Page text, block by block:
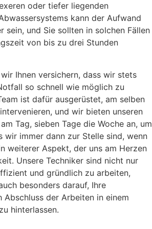
oder tiefer liegenden
kann der Aufwand
sein, und Sie sollten in solchen Fällen
von bis zu drei Stunden
Ihnen versichern, dass wir stets
so schnell wie möglich zu
ist dafür ausgerüstet, am selben
und wir bieten unseren
Tag, sieben Tage die Woche an, um
wir immer dann zur Stelle sind, wenn
weiterer Aspekt, der uns am Herzen
Unsere Techniker sind nicht nur
und gründlich zu arbeiten,
besonders darauf, Ihre
Abschluss der Arbeiten in einem
hinterlassen.